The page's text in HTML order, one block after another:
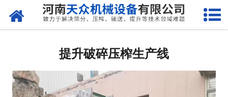
网站首页
提升破碎压榨生产线